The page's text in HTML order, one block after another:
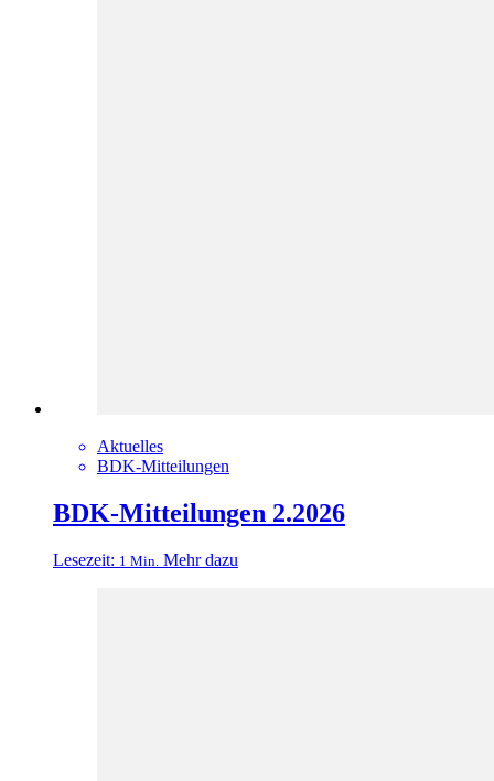
Aktuelles
BDK-Mitteilungen
BDK-Mitteilungen 2.2026
Lesezeit: 1 Min. Mehr dazu